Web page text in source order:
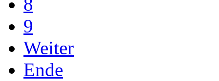
8
9
Weiter
Ende